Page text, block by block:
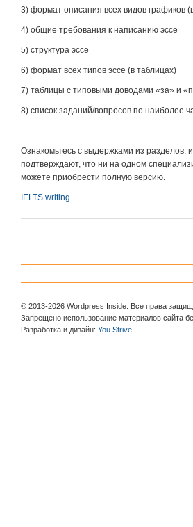
3) формат описания всех видов графиков
4) общие требования к написанию эссе
5) структура эссе
6) формат всех типов эссе (в таблицах)
7) таблицы с типовыми доводами «за» и
8) список заданий/вопросов по наиболее
Ознакомьтесь с выдержками из
подтверждают, что ни на одном
можете приобрести полную версию.
IELTS writing
© 2013-2026 Wordpress Inside. Все права
Запрещено использование материалов сайта
Разработка и дизайн: You Strive